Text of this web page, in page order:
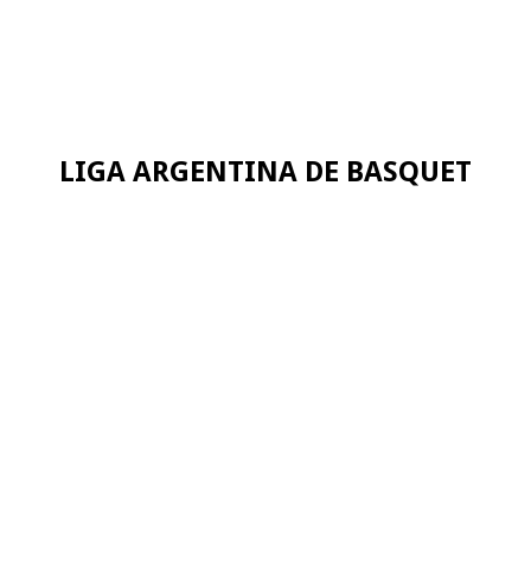
LIGA ARGENTINA DE BASQUET